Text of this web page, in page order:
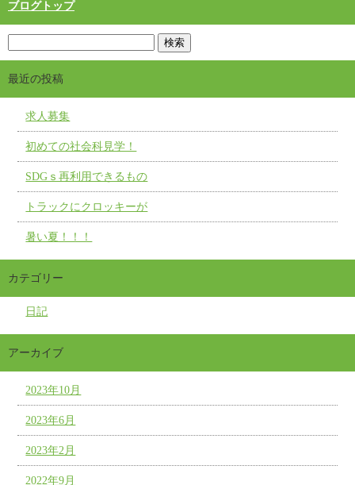
ブログトップ
最近の投稿
求人募集
初めての社会科見学！
SDGｓ再利用できるもの
トラックにクロッキーが
暑い夏！！！
カテゴリー
日記
アーカイブ
2023年10月
2023年6月
2023年2月
2022年9月